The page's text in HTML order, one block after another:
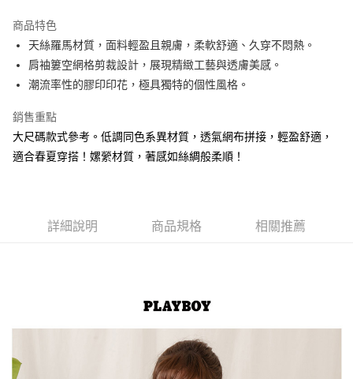
Apple Pay
街口支付
大哥付你分期
相關說明
成交易。
1.分期款項不併入電信帳單，「大哥付你分期」於每月結算日後寄送繳費提
2.透過簡訊連結打開帳單後，可選擇「超商條碼／台灣大直營門市／銀行轉
帳／街口支付／iPASS MONEY」等通路繳費。
AFTEE先享後付是「在收到商品之後才付款」的支付方式。 讓您購物簡單
【「AFTEE先享後付」結帳流程】
１．於結帳方式選擇「AFTEE先享後付」後，將跳轉至「AFTEE先享後付」
結帳頁面，進行簡訊認證並確認金額後，即可完成結帳。
２．訂單成立數日內，您將收到繳費通知簡訊。
３．收到繳費通知簡訊後14天內，點擊此簡訊中的連結，可透過四大超商／
ATM付款
每筆NT$60，滿NT$1,500(含以上)免運費
每筆NT$60，滿NT$1,500(含以上)免運費
商品特色
天絲羅馬材質，面料輕盈且親膚，柔軟舒適、久穿不悶熱。
肩袖簍空網格剪裁設計，展現精緻工藝與透膚美感。
潮流率性的膠印印花，極具獨特的個性風格。
銷售重點
大尺碼款式參考。低調同色系異材質，透氣網布拼接，輕盈舒適，
適合春夏穿搭！嫘縈材質，著感如絲綢般柔順！
詳細說明 商品規格 相關推薦